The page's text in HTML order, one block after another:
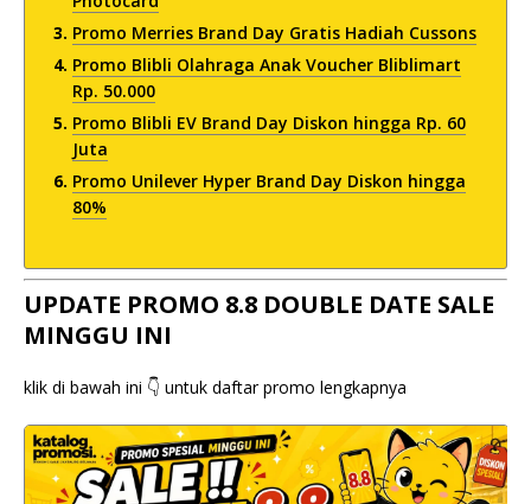
Promo Merries Brand Day Gratis Hadiah Cussons
Promo Blibli Olahraga Anak Voucher Bliblimart
Rp. 50.000
Promo Blibli EV Brand Day Diskon hingga Rp. 60
Juta
Promo Unilever Hyper Brand Day Diskon hingga
80%
UPDATE PROMO 8.8 DOUBLE DATE SALE
MINGGU INI
klik di bawah ini 👇 untuk daftar promo lengkapnya